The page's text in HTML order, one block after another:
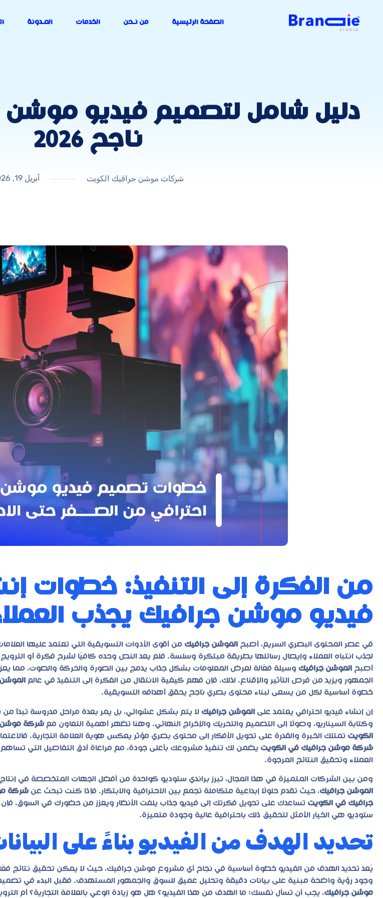
الصفحة الرئيسية من نـحن الخدمات المـدونة
دليل شامل لتصميم فيديو
ناجح 2026
شركات موشن جرافيك الكويت أبريل 19, 2026
من الفكرة إلى التنفيذ: خطوات
فيديو موشن جرافيك يجذب
في عصر المحتوى البصري السريع، أصبح الموشن جرافيك من أقوى الأدوات التسويقية التي تعتمد عليها العلامات
لجذب انتباه العملاء وإيصال رسائلها بطريقة مبتكرة وسلسة. فلم يعد النص وحده كافيًا لشرح فكرة أو الترويج
أصبح الموشن جرافيك وسيلة فعّالة لعرض المعلومات بشكل جذاب يدمج بين الصورة والحركة والصوت، مما
الجمهور ويزيد من فرص التأثير والإقناع. لذلك، فإن فهم كيفية الانتقال من الفكرة إلى التنفيذ في عالم
خطوة أساسية لكل من يسعى لبناء محتوى بصري ناجح يحقق أهدافه التسويقية.
إن إنشاء فيديو احترافي يعتمد على الموشن جرافيك لا يتم بشكل عشوائي، بل يمر بعدة مراحل مدروسة تبدأ من
وكتابة السيناريو، وصولًا إلى التصميم والتحريك والإخراج النهائي. وهنا تظهر أهمية التعاون مع شركة موشن
الكويت تمتلك الخبرة والقدرة على تحويل الأفكار إلى محتوى بصري مؤثر يعكس هوية العلامة التجارية.
شركة موشن جرافيك في الكويت يضمن لك تنفيذ مشروعك بأعلى جودة، مع مراعاة أدق التفاصيل التي
العملاء وتحقيق النتائج المرجوة.
ومن بين الشركات المتميزة في هذا المجال، تبرز براندي ستوديو كواحدة من أفضل الجهات المتخصصة في
الموشن جرافيك، حيث تقدم حلولًا إبداعية متكاملة تجمع بين الاحترافية والابتكار. فإذا كنت تبحث عن شركة
جرافيك في الكويت تساعدك على تحويل فكرتك إلى فيديو جذاب يلفت الأنظار ويعزز من حضورك في السوق، فإن
ستوديو هي الخيار الأمثل لتحقيق ذلك باحترافية عالية وجودة متميزة.
تحديد الهدف من الفيديو بناءً على
يُعد تحديد الهدف من الفيديو خطوة أساسية في نجاح أي مشروع موشن جرافيك، حيث لا يمكن تحقيق نتائج
وجود رؤية واضحة مبنية على بيانات دقيقة وتحليل عميق للسوق والجمهور المستهدف. فقبل البدء في
موشن جرافيك، يجب أن تسأل نفسك: ما الهدف من هذا الفيديو؟ هل هو زيادة الوعي بالعلامة التجارية؟ أم